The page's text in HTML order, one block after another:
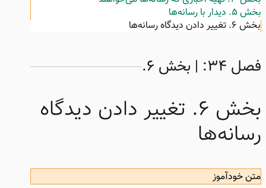
بخش ۵.
دیدار با رسانه‌ها
بخش ۶.
تغییر دادن دیدگاه رسانه‌ها
فصل ۳۴: | بخش ۶.
بخش ۶. تغییر دادن دیدگاه
رسانه‌ها
متن خودآموز